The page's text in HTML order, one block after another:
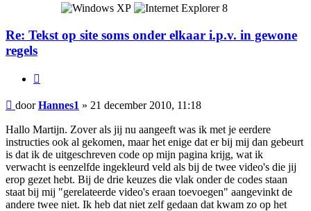
Re: Tekst op site soms onder elkaar i.p.v. in gewone
regels
Bericht
doorHannes1 » 21 december 2010, 11:18
Hallo Martijn. Zover als jij nu aangeeft was ik met je eerdere
instructies ook al gekomen, maar het enige dat er bij mij dan gebeurt
is dat ik de uitgeschreven code op mijn pagina krijg, wat ik
verwacht is eenzelfde ingekleurd veld als bij de twee video's die jij
erop gezet hebt. Bij de drie keuzes die vlak onder de codes staan
staat bij mij "gerelateerde video's eraan toevoegen" aangevinkt de
andere twee niet. Ik heb dat niet zelf gedaan dat kwam zo op het